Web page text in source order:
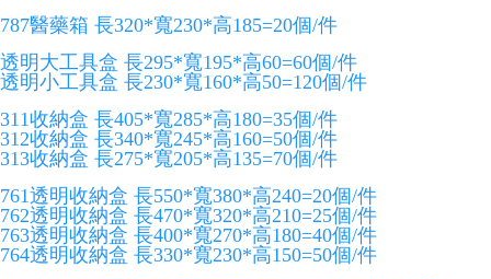
787醫藥箱 長320*寬230*高185=20個/件
透明大工具盒 長295*寬195*高60=60個/件
透明小工具盒 長230*寬160*高50=120個/件
311收納盒 長405*寬285*高180=35個/件
312收納盒 長340*寬245*高160=50個/件
313收納盒 長275*寬205*高135=70個/件
761透明收納盒 長550*寬380*高240=20個/件
762透明收納盒 長470*寬320*高210=25個/件
763透明收納盒 長400*寬270*高180=40個/件
764透明收納盒 長330*寬230*高150=50個/件